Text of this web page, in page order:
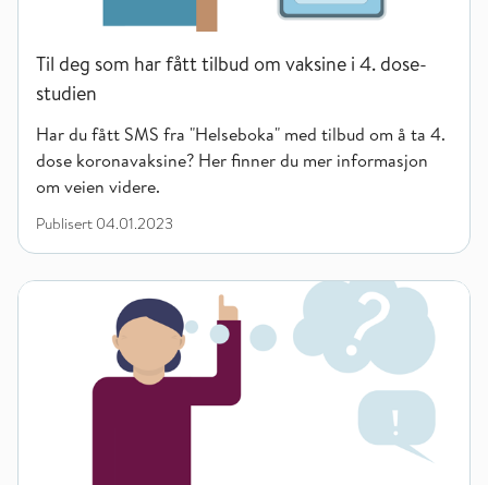
Til deg som har fått tilbud om vaksine i 4. dose-
studien
Har du fått SMS fra "Helseboka" med tilbud om å ta 4.
dose koronavaksine? Her finner du mer informasjon
om veien videre.
Publisert 04.01.2023
Spørsmål og svar